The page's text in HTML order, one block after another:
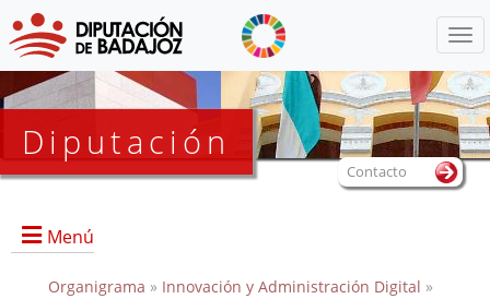
Diputación
Menú
Organigrama » Innovación y Administración Digital »
Contacto